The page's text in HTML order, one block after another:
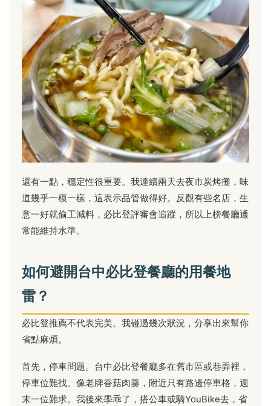
還有一點，穩定性很重要。我連續兩天去夜市炭烤攤，味
道幾乎一模一樣，這表示品管做得好。反觀有些名店，生
意一好就偷工減料，必比登評審會追蹤，所以上榜餐廳通
常能維持水準。
如何避開台中必比登餐廳的用餐地
雷？
必比登推薦不代表完美。我碰過幾次狀況，分享出來幫你
省點麻煩。
首先，停車問題。台中必比登餐廳多在舊市區或巷弄裡，
停車位難找。像老牌香菇肉羹，附近只有路邊停車格，週
末一位難求。我後來學乖了，搭公車或騎YouBike去，省